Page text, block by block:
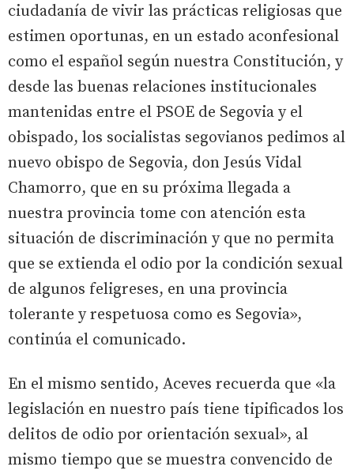
ciudadanía de vivir las prácticas religiosas que
estimen oportunas, en un estado aconfesional
como el español según nuestra Constitución, y
desde las buenas relaciones institucionales
mantenidas entre el PSOE de Segovia y el
obispado, los socialistas segovianos pedimos al
nuevo obispo de Segovia, don Jesús Vidal
Chamorro, que en su próxima llegada a
nuestra provincia tome con atención esta
situación de discriminación y que no permita
que se extienda el odio por la condición sexual
de algunos feligreses, en una provincia
tolerante y respetuosa como es Segovia»,
continúa el comunicado.
En el mismo sentido, Aceves recuerda que «la
legislación en nuestro país tiene tipificados los
delitos de odio por orientación sexual», al
mismo tiempo que se muestra convencido de